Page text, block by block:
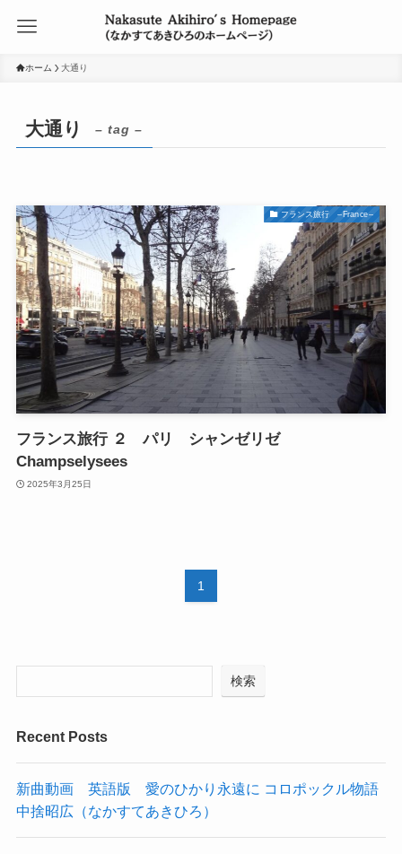
ホーム 大通り
大通り – tag –
フランス旅行 –France–
フランス旅行 ２ パリ シャンゼリゼ
Champselysees
2025年3月25日
1
検索
Recent Posts
新曲動画 英語版 愛のひかり永遠に コロポックル物語
中捨昭広（なかすてあきひろ）